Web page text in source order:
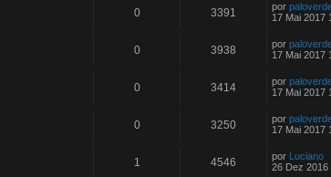
0 3391 por
17 Mai 2017
0 3938 por
17 Mai 2017
0 3414 por
17 Mai 2017
0 3250 por
17 Mai 2017
1 4546 por Luciano
26 Dez 2016